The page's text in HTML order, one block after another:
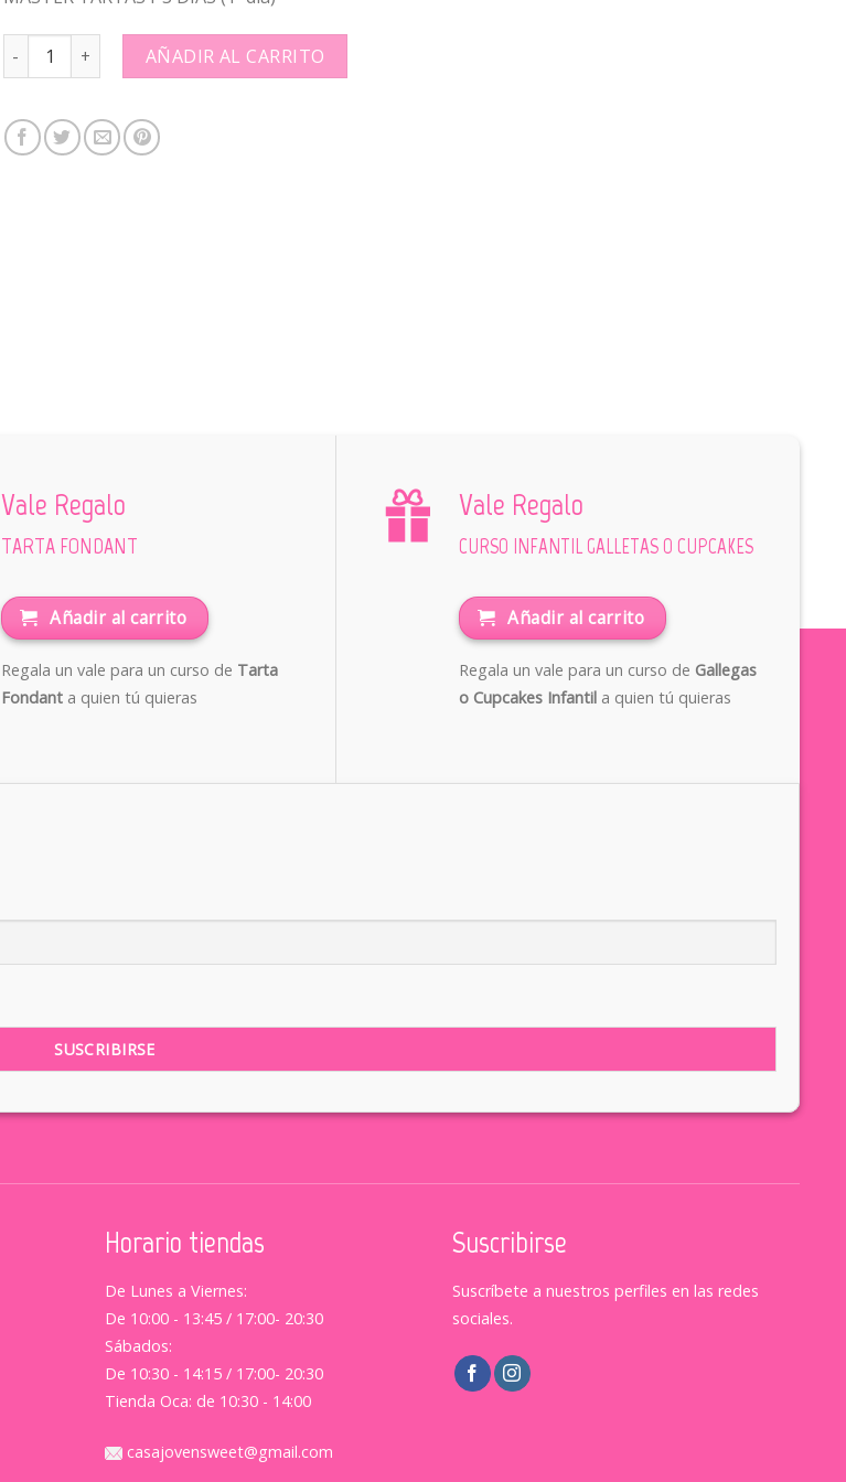
MASTER TARTAS I-3 DÍAS (1º día): quantity
AÑADIR AL CARRITO
Vale Regalo
TARTA FONDANT
Añadir al carrito
Regala un vale para un curso de Tarta
Fondant a quien tú quieras
Vale Regalo
CURSO INFANTIL GALLETAS O CUPCAKES
Añadir al carrito
Regala un vale para un curso de Gallegas
o Cupcakes Infantil a quien tú quieras
Horario tiendas
De Lunes a Viernes:
De 10:00 - 13:45 / 17:00- 20:30
Sábados:
De 10:30 - 14:15 / 17:00- 20:30
Tienda Oca: de 10:30 - 14:00
casajovensweet@gmail.com
Suscribirse
Suscríbete a nuestros perfiles en las redes
sociales.